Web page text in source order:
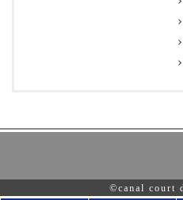
©canal court